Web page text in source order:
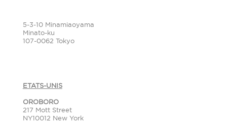
5-3-10 Minamiaoyama
Minato-ku
107-0062 Tokyo
ETATS-UNIS
OROBORO
217 Mott Street
NY10012 New York